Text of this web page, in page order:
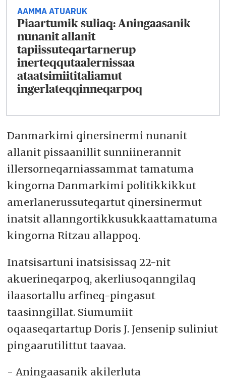
AAMMA ATUARUK
Piaartumik suliaq: Aningaasanik
nunanit allanit
tapiissuteqartarnerup
inerteqqutaalernissaa
ataatsimiititaliamut
ingerlateqqinneqarpoq
Danmarkimi qinersinermi nunanit
allanit pissaanillit sunniinerannit
illersorneqarniassammat tamatuma
kingorna Danmarkimi politikkikkut
amerlanerussuteqartut qinersinermut
inatsit allanngortikkusukkaattamatuma
kingorna Ritzau allappoq.
Inatsisartuni inatsisissaq 22-nit
akuerineqarpoq, akerliusoqanngilaq
ilaasortallu arfineq-pingasut
taasinngillat. Siumumiit
oqaaseqartartup Doris J. Jensenip suliniut
pingaarutilittut taavaa.
- Aningaasanik akilerluta